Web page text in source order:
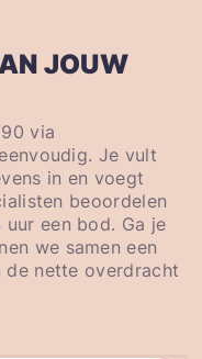
JOUW
via
Je vult
in en voegt
beoordelen
een bod. Ga je
we samen een
nette overdracht